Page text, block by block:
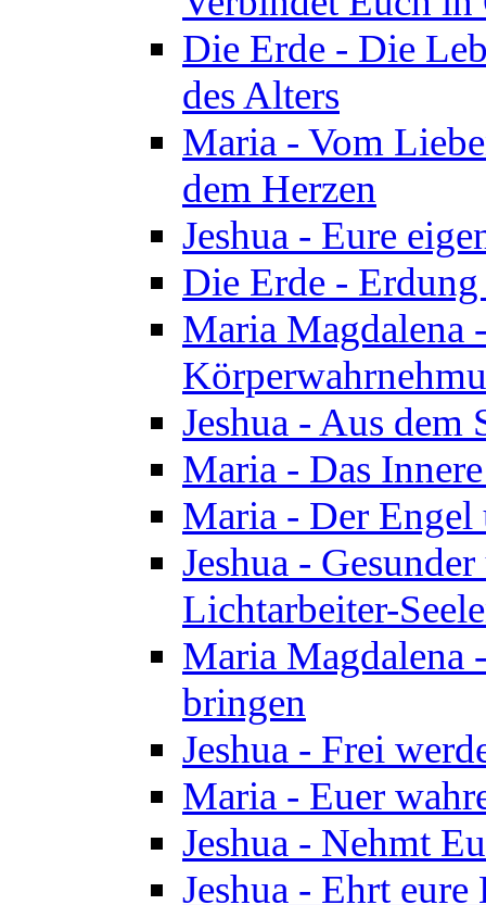
Die Erde - Die
des Alters
Maria - Vom
dem Herzen
Jeshua - Eure
Die Erde -
Maria Magdalena
Jeshua - Aus dem
Maria - Das
Maria - Der Engel
Jeshua -
Lichtarbeiter-
Maria Magdalena
bringen
Jeshua - Frei
Maria - Euer
Jeshua - Nehmt
Jeshua - Ehrt